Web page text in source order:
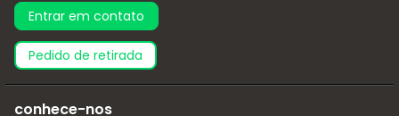
Entrar em contato
pedido de retirada
conhece-nos